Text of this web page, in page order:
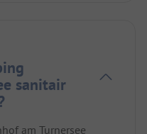
sanitair
am Turnersee